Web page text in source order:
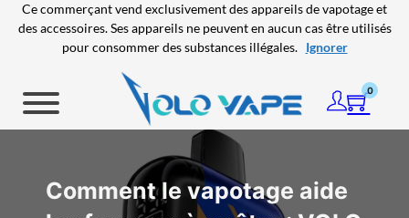
Ce commerçant vend exclusivement des appareils de vapotage et
des accessoires. Ses appareils ne peuvent en aucun cas être utilisés
pour consommer des substances illégales. Ignorer
0
Comment le vapotage aide